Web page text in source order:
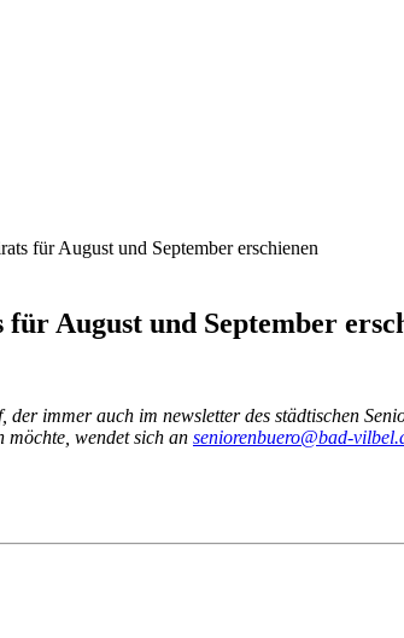
für August und September erschienen
August und September
immer auch im newsletter des städtischen
möchte, wendet sich an seniorenbuero@bad-